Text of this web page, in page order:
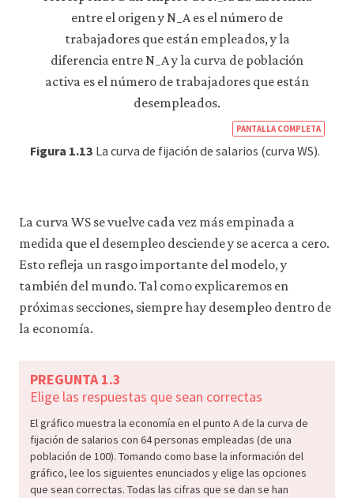
PANTALLA COMPLETA
Figura 1.13 La curva de fijación de salarios (curva WS).
La curva WS se vuelve cada vez más empinada a
medida que el desempleo desciende y se acerca a cero.
Esto refleja un rasgo importante del modelo, y
también del mundo. Tal como explicaremos en
próximas secciones, siempre hay desempleo dentro de
la economía.
PREGUNTA 1.3
Elige las respuestas que sean correctas
El gráfico muestra la economía en el punto A de la curva de
fijación de salarios con 64 personas empleadas (de una
población de 100). Tomando como base la información del
gráfico, lee los siguientes enunciados y elige las opciones
que sean correctas. Todas las cifras que se dan se han